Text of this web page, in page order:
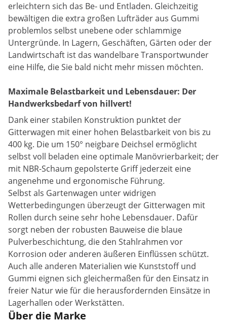
erleichtern sich das Be- und Entladen. Gleichzeitig
bewältigen die extra großen Lufträder aus Gummi
problemlos selbst unebene oder schlammige
Untergründe. In Lagern, Geschäften, Gärten oder der
Landwirtschaft ist das wandelbare Transportwunder
eine Hilfe, die Sie bald nicht mehr missen möchten.
Maximale Belastbarkeit und Lebensdauer: Der
Handwerksbedarf von hillvert!
Dank einer stabilen Konstruktion punktet der
Gitterwagen mit einer hohen Belastbarkeit von bis zu
400 kg. Die um 150° neigbare Deichsel ermöglicht
selbst voll beladen eine optimale Manövrierbarkeit; der
mit NBR-Schaum gepolsterte Griff jederzeit eine
angenehme und ergonomische Führung.
Selbst als Gartenwagen unter widrigen
Wetterbedingungen überzeugt der Gitterwagen mit
Rollen durch seine sehr hohe Lebensdauer. Dafür
sorgt neben der robusten Bauweise die blaue
Pulverbeschichtung, die den Stahlrahmen vor
Korrosion oder anderen äußeren Einflüssen schützt.
Auch alle anderen Materialien wie Kunststoff und
Gummi eignen sich gleichermaßen für den Einsatz in
freier Natur wie für die herausfordernden Einsätze in
Lagerhallen oder Werkstätten.
Über die Marke